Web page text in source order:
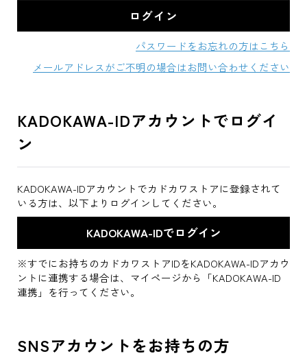
パスワードをお忘れの方はこちら
メールアドレスがご不明の場合はお問い合わせください
KADOKAWA-IDアカウントでログイ
ン
KADOKAWA-IDアカウントでカドカワストアに登録されて
いる方は、以下よりログインしてください。
※すでにお持ちのカドカワストアIDをKADOKAWA-IDアカウ
ントに連携する場合は、マイページから「KADOKAWA-ID
連携」を行ってください。
SNSアカウントをお持ちの方